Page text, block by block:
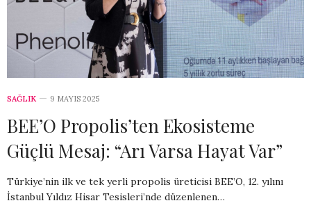
SAĞLIK 9 MAYIS 2025
BEE’O Propolis’ten Ekosisteme
Güçlü Mesaj: “Arı Varsa Hayat Var”
Türkiye’nin ilk ve tek yerli propolis üreticisi BEE’O, 12. yılını
İstanbul Yıldız Hisar Tesisleri’nde düzenlenen…